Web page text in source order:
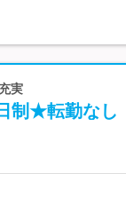
実
制★転勤なし